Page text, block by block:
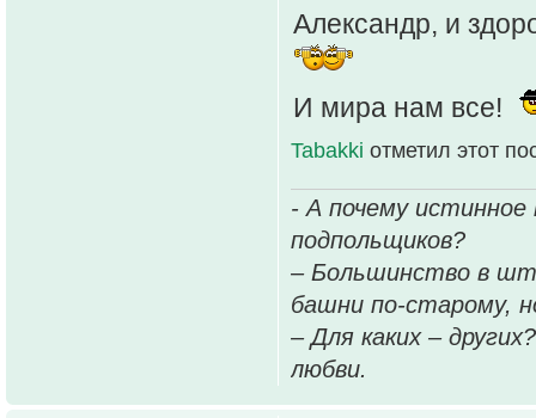
Александр, и
И мира нам все!
Tabakki отметил этот
- А почему
подпольщиков?
– Большинство в
башни по-старому,
– Для каких –
любви.